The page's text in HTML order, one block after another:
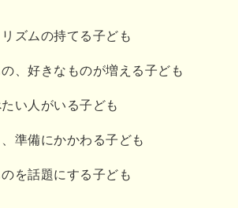
ズムの持てる子ども
、好きなものが増える子ども
い人がいる子ども
準備にかかわる子ども
を話題にする子ども